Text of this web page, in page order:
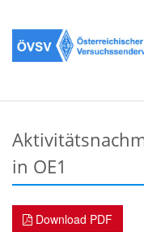
in OE1
Download PDF